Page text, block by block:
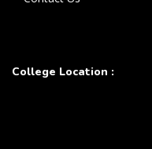
College Location :